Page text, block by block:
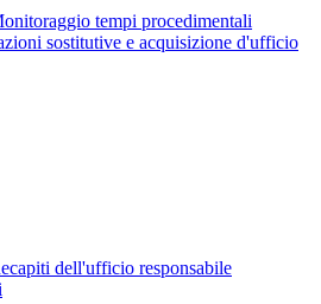
tempi procedimentali
sostitutive e acquisizione d'ufficio
dell'ufficio responsabile